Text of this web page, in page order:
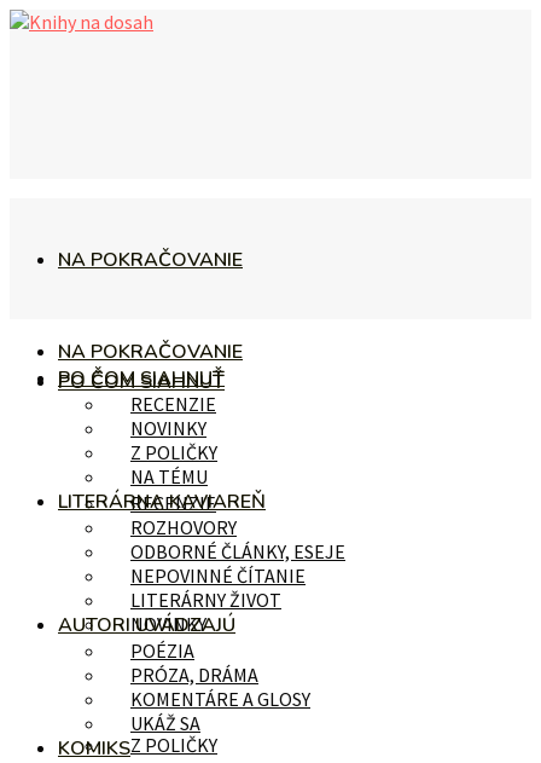
NA POKRAČOVANIE
PO ČOM SIAHNUŤ
RECENZIE
NOVINKY
Z POLIČKY
NA POKRAČOVANIE
PO ČOM SIAHNUŤ
RECENZIE
NOVINKY
Z POLIČKY
NA TÉMU
LITERÁRNA KAVIAREŇ
ROZHOVORY
ODBORNÉ ČLÁNKY, ESEJE
NEPOVINNÉ ČÍTANIE
LITERÁRNY ŽIVOT
AUTORI UVÁDZAJÚ
POÉZIA
PRÓZA, DRÁMA
KOMENTÁRE A GLOSY
UKÁŽ SA
KOMIKS